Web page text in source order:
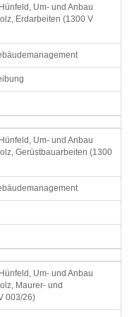
Um- und Anbau
Erdarbeiten (1300 V
Um- und Anbau
Gerüstbauarbeiten (1300
Um- und Anbau
Maurer- und
003/26)